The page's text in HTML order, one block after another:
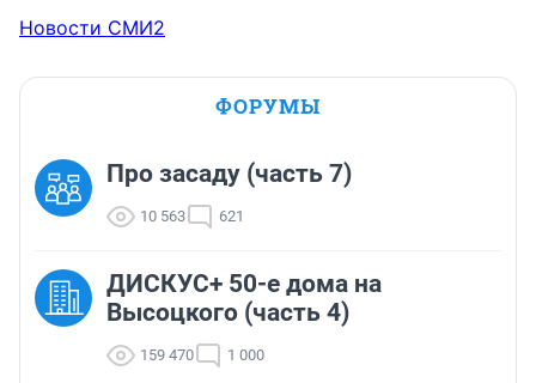
Новости СМИ2
ФОРУМЫ
Про засаду (часть 7)
10 563 621
ДИСКУС+ 50-е дома на
Высоцкого (часть 4)
159 470 1 000